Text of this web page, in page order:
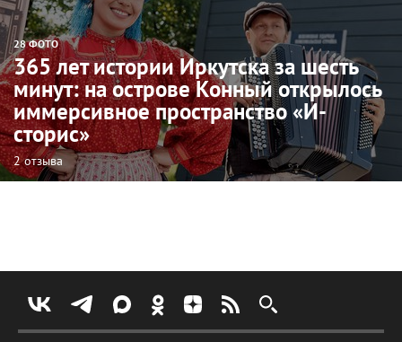
28 ФОТО
365 лет истории Иркутска за шесть
минут: на острове Конный открылось
иммерсивное пространство «И-
сторис»
2 отзыва